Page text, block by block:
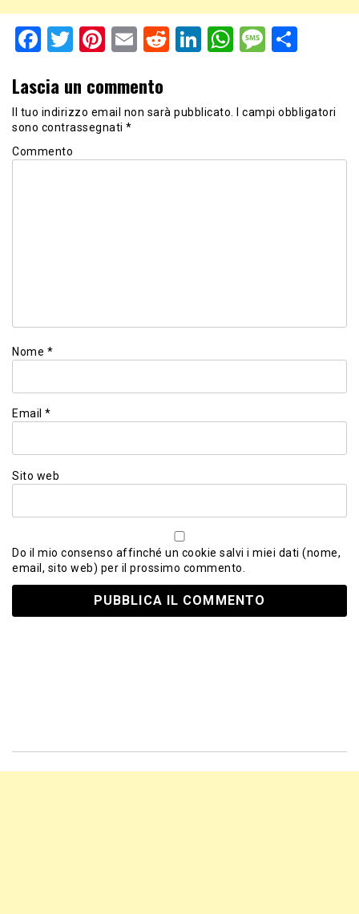
Facebook
Twitter
Pinterest
EmailRedditLinkedIn
WhatsApp
Lascia un commento
Il tuo indirizzo email non sarà pubblicato.
I campi obbligatori
sono contrassegnati *
Commento
Nome *
Email *
Sito web
Do il mio consenso affinché un cookie salvi i miei dati (nome,
email, sito web) per il prossimo commento.